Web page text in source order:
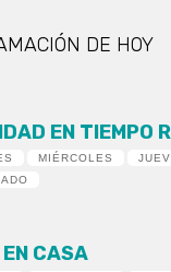
DE HOY
EN TIEMPO
MIÉRCOLES
CASA